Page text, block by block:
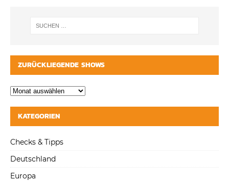
ZURÜCKLIEGENDE SHOWS
KATEGORIEN
Checks & Tipps
Deutschland
Europa